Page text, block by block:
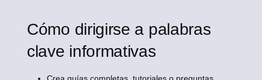
Cómo dirigirse a palabras
clave informativas